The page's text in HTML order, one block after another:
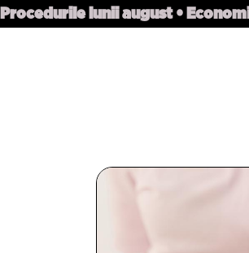
Procedurile lunii august •